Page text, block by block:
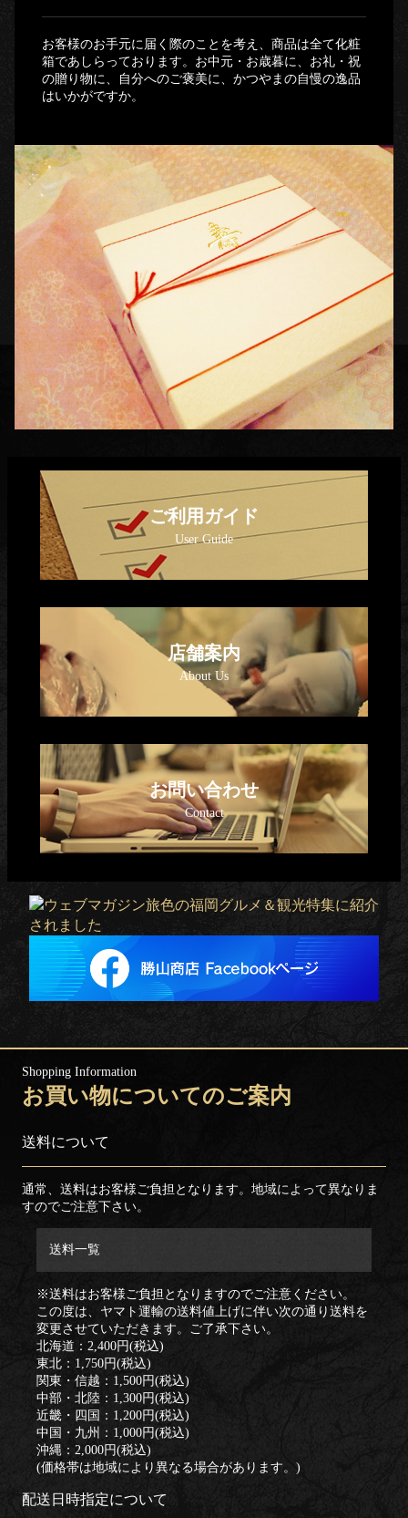
お客様のお手元に届く際のことを考え、商品は全て化粧
箱であしらっております。お中元・お歳暮に、お礼・祝
の贈り物に、自分へのご褒美に、かつやまの自慢の逸品
はいかがですか。
ご利用ガイド
店舗案内
お問い合わせ
お買い物についてのご案内
送料について
通常、送料はお客様ご負担となります。地域によって異なりま
すのでご注意下さい。
送料一覧
※送料はお客様ご負担となりますのでご注意ください。
この度は、ヤマト運輸の送料値上げに伴い次の通り送料を
変更させていただきます。ご了承下さい。
北海道：2,400円(税込)
東北：1,750円(税込)
関東・信越：1,500円(税込)
中部・北陸：1,300円(税込)
近畿・四国：1,200円(税込)
中国・九州：1,000円(税込)
沖縄：2,000円(税込)
(価格帯は地域により異なる場合があります。)
配送日時指定について